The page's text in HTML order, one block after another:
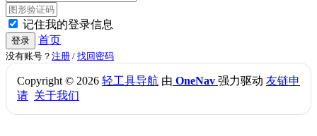
记住我的登录信息
登录 首页
没有账号？ 注册 / 找回密码
Copyright © 2026 轻工具导航 由 OneNav 强力驱动 友链申
请 关于我们